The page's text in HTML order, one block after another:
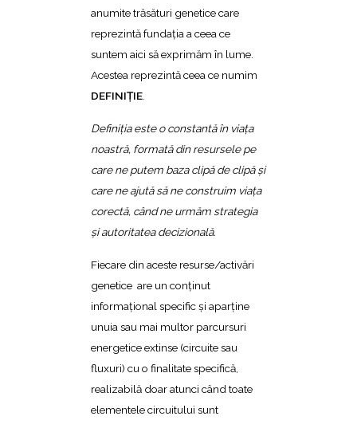
anumite trăsături genetice care
reprezintă fundaţia a ceea ce
suntem aici să exprimăm în lume.
Acestea reprezintă ceea ce numim
DEFINIŢIE.
Definiţia este o constantă în viaţa
noastră, formată din resursele pe
care ne putem baza clipă de clipă şi
care ne ajută să ne construim viaţa
corectă, când ne urmăm strategia
şi autoritatea decizională.
Fiecare din aceste resurse/activări
genetice are un conţinut
informaţional specific şi aparţine
unuia sau mai multor parcursuri
energetice extinse (circuite sau
fluxuri) cu o finalitate specifică,
realizabilă doar atunci când toate
elementele circuitului sunt